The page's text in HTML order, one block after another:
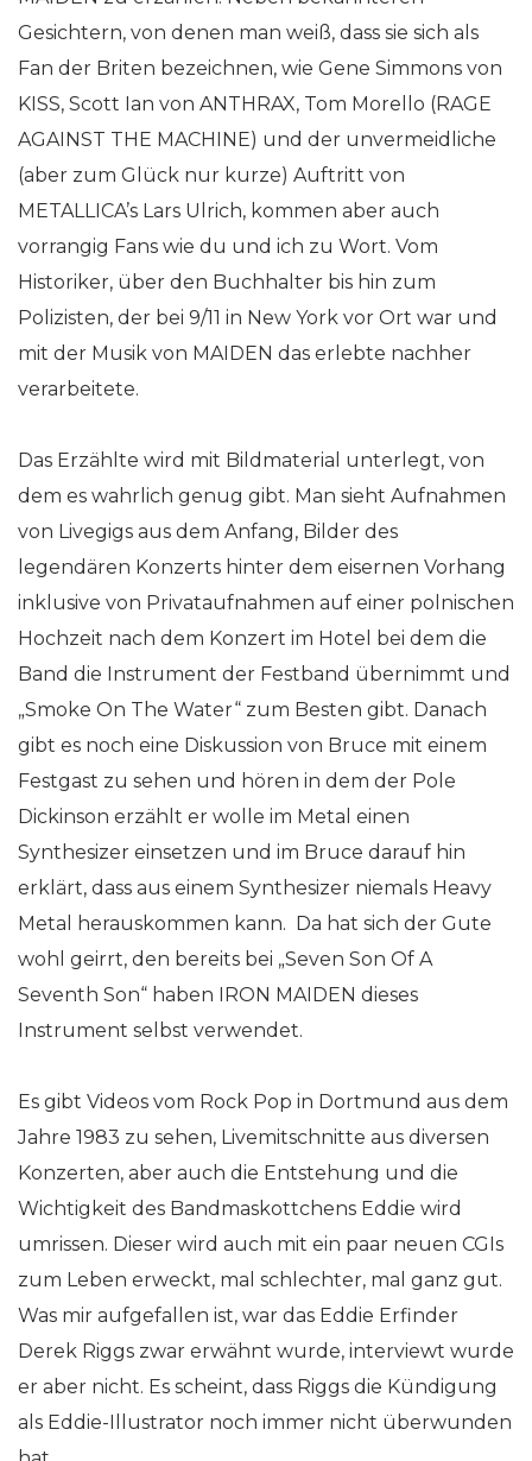
Gesichtern, von denen man weiß, dass sie sich als
Fan der Briten bezeichnen, wie Gene Simmons von
KISS, Scott Ian von ANTHRAX, Tom Morello (RAGE
AGAINST THE MACHINE) und der unvermeidliche
(aber zum Glück nur kurze) Auftritt von
METALLICA’s Lars Ulrich, kommen aber auch
vorrangig Fans wie du und ich zu Wort. Vom
Historiker, über den Buchhalter bis hin zum
Polizisten, der bei 9/11 in New York vor Ort war und
mit der Musik von MAIDEN das erlebte nachher
verarbeitete.
Das Erzählte wird mit Bildmaterial unterlegt, von
dem es wahrlich genug gibt. Man sieht Aufnahmen
von Livegigs aus dem Anfang, Bilder des
legendären Konzerts hinter dem eisernen Vorhang
inklusive von Privataufnahmen auf einer polnischen
Hochzeit nach dem Konzert im Hotel bei dem die
Band die Instrument der Festband übernimmt und
„Smoke On The Water“ zum Besten gibt. Danach
gibt es noch eine Diskussion von Bruce mit einem
Festgast zu sehen und hören in dem der Pole
Dickinson erzählt er wolle im Metal einen
Synthesizer einsetzen und im Bruce darauf hin
erklärt, dass aus einem Synthesizer niemals Heavy
Metal herauskommen kann. Da hat sich der Gute
wohl geirrt, den bereits bei „Seven Son Of A
Seventh Son“ haben IRON MAIDEN dieses
Instrument selbst verwendet.
Es gibt Videos vom Rock Pop in Dortmund aus dem
Jahre 1983 zu sehen, Livemitschnitte aus diversen
Konzerten, aber auch die Entstehung und die
Wichtigkeit des Bandmaskottchens Eddie wird
umrissen. Dieser wird auch mit ein paar neuen CGIs
zum Leben erweckt, mal schlechter, mal ganz gut.
Was mir aufgefallen ist, war das Eddie Erfinder
Derek Riggs zwar erwähnt wurde, interviewt wurde
er aber nicht. Es scheint, dass Riggs die Kündigung
als Eddie-Illustrator noch immer nicht überwunden